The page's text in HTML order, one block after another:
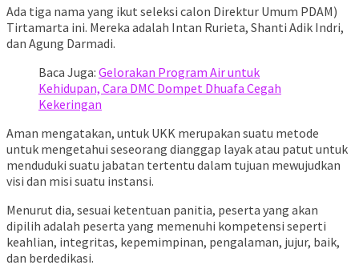
Ada tiga nama yang ikut seleksi calon Direktur Umum PDAM)
Tirtamarta ini. Mereka adalah Intan Rurieta, Shanti Adik Indri,
dan Agung Darmadi.
Baca Juga: Gelorakan Program Air untuk
Kehidupan, Cara DMC Dompet Dhuafa Cegah
Kekeringan
Aman mengatakan, untuk UKK merupakan suatu metode
untuk mengetahui seseorang dianggap layak atau patut untuk
menduduki suatu jabatan tertentu dalam tujuan mewujudkan
visi dan misi suatu instansi.
Menurut dia, sesuai ketentuan panitia, peserta yang akan
dipilih adalah peserta yang memenuhi kompetensi seperti
keahlian, integritas, kepemimpinan, pengalaman, jujur, baik,
dan berdedikasi.